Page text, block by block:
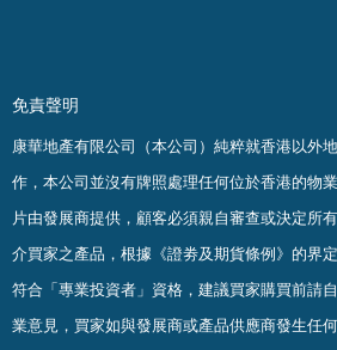
免責聲明
康華地產有限公司（本公司）純粹就香港以外
作，本公司並沒有牌照處理任何位於香港的物業
片由發展商提供，顧客必須親自審查或決定所
介買家之產品，根據《證劵及期貨條例》的界
符合「專業投資者」資格，建議買家購買前請
業意見，買家如與發展商或產品供應商發生任